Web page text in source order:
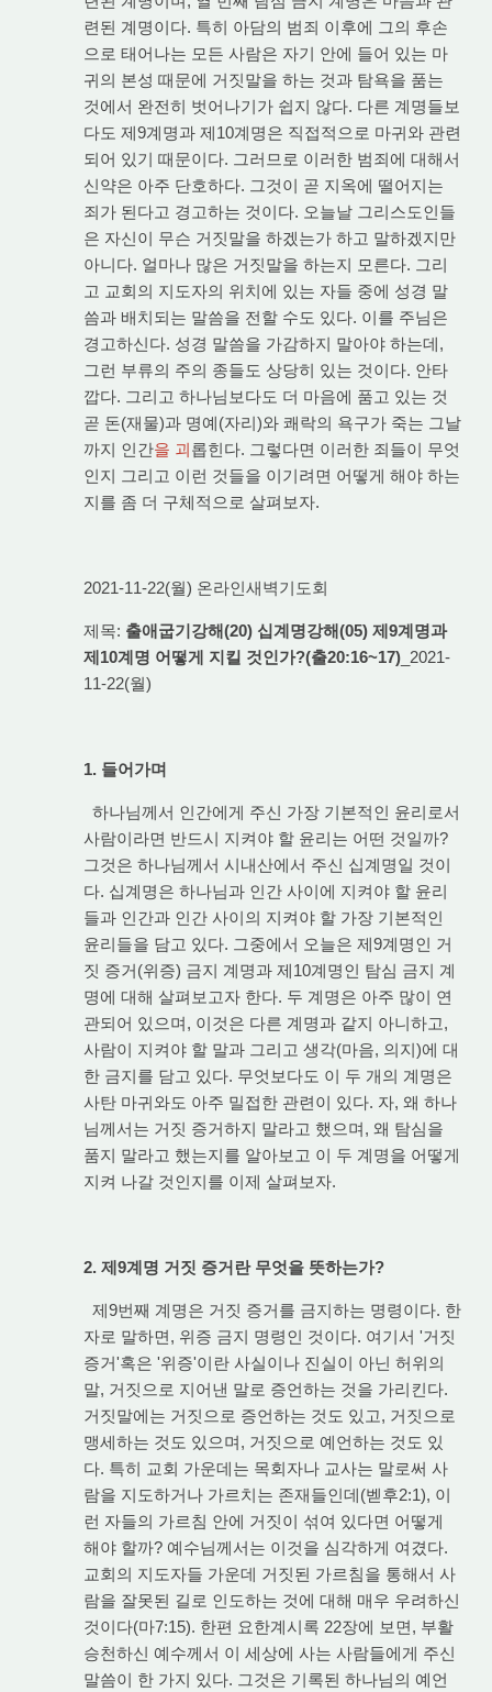
련된 계명이다. 특히 아담의 범죄 이후에 그의 후손
으로 태어나는 모든 사람은 자기 안에 들어 있는 마
귀의 본성 때문에 거짓말을 하는 것과 탐욕을 품는
것에서 완전히 벗어나기가 쉽지 않다. 다른 계명들보
다도 제9계명과 제10계명은 직접적으로 마귀와 관련
되어 있기 때문이다. 그러므로 이러한 범죄에 대해서
신약은 아주 단호하다. 그것이 곧 지옥에 떨어지는
죄가 된다고 경고하는 것이다. 오늘날 그리스도인들
은 자신이 무슨 거짓말을 하겠는가 하고 말하겠지만
아니다. 얼마나 많은 거짓말을 하는지 모른다. 그리
고 교회의 지도자의 위치에 있는 자들 중에 성경 말
씀과 배치되는 말씀을 전할 수도 있다. 이를 주님은
경고하신다. 성경 말씀을 가감하지 말아야 하는데,
그런 부류의 주의 종들도 상당히 있는 것이다. 안타
깝다. 그리고 하나님보다도 더 마음에 품고 있는 것
곧 돈(재물)과 명예(자리)와 쾌락의 욕구가 죽는 그날
까지 인간을 괴롭힌다. 그렇다면 이러한 죄들이 무엇
인지 그리고 이런 것들을 이기려면 어떻게 해야 하는
지를 좀 더 구체적으로 살펴보자.
2021-11-22(월) 온라인새벽기도회
제목: 출애굽기강해(20) 십계명강해(05) 제9계명과
제10계명 어떻게 지킬 것인가?(출20:16~17) _2021-
11-22(월)
1. 들어가며
하나님께서 인간에게 주신 가장 기본적인 윤리로서
사람이라면 반드시 지켜야 할 윤리는 어떤 것일까?
그것은 하나님께서 시내산에서 주신 십계명일 것이
다. 십계명은 하나님과 인간 사이에 지켜야 할 윤리
들과 인간과 인간 사이의 지켜야 할 가장 기본적인
윤리들을 담고 있다. 그중에서 오늘은 제9계명인 거
짓 증거(위증) 금지 계명과 제10계명인 탐심 금지 계
명에 대해 살펴보고자 한다. 두 계명은 아주 많이 연
관되어 있으며, 이것은 다른 계명과 같지 아니하고,
사람이 지켜야 할 말과 그리고 생각(마음, 의지)에 대
한 금지를 담고 있다. 무엇보다도 이 두 개의 계명은
사탄 마귀와도 아주 밀접한 관련이 있다. 자, 왜 하나
님께서는 거짓 증거하지 말라고 했으며, 왜 탐심을
품지 말라고 했는지를 알아보고 이 두 계명을 어떻게
지켜 나갈 것인지를 이제 살펴보자.
2. 제9계명 거짓 증거란 무엇을 뜻하는가?
제9번째 계명은 거짓 증거를 금지하는 명령이다. 한
자로 말하면, 위증 금지 명령인 것이다. 여기서 '거짓
증거'혹은 '위증'이란 사실이나 진실이 아닌 허위의
말, 거짓으로 지어낸 말로 증언하는 것을 가리킨다.
거짓말에는 거짓으로 증언하는 것도 있고, 거짓으로
맹세하는 것도 있으며, 거짓으로 예언하는 것도 있
다. 특히 교회 가운데는 목회자나 교사는 말로써 사
람을 지도하거나 가르치는 존재들인데(벧후2:1), 이
런 자들의 가르침 안에 거짓이 섞여 있다면 어떻게
해야 할까? 예수님께서는 이것을 심각하게 여겼다.
교회의 지도자들 가운데 거짓된 가르침을 통해서 사
람을 잘못된 길로 인도하는 것에 대해 매우 우려하신
것이다(마7:15). 한편 요한계시록 22장에 보면, 부활
승천하신 예수께서 이 세상에 사는 사람들에게 주신
말씀이 한 가지 있다. 그것은 기록된 하나님의 예언